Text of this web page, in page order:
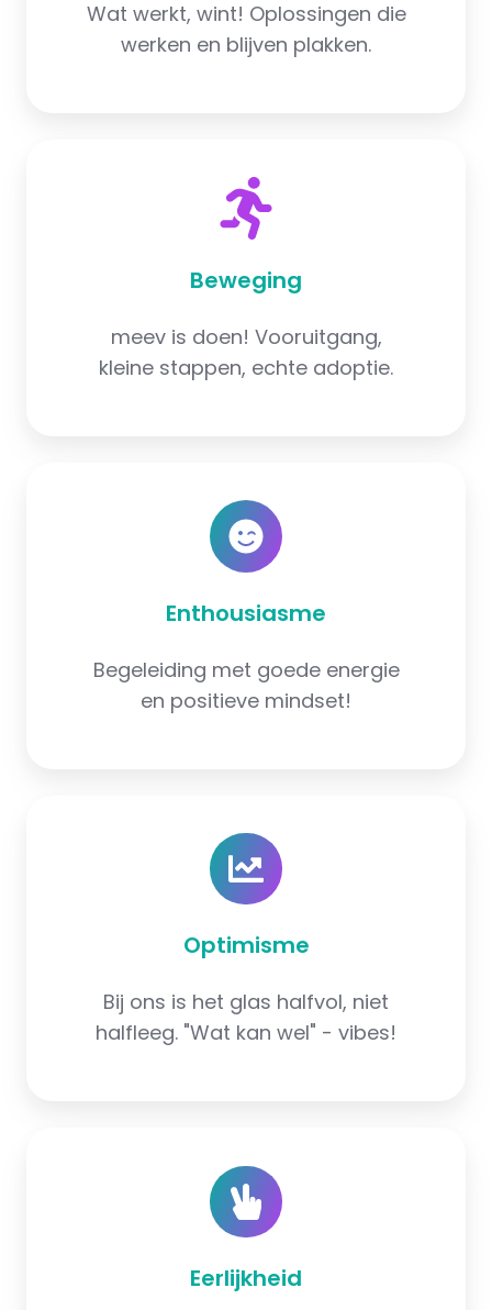
Wat werkt, wint! Oplossingen die
werken en blijven plakken.
Beweging
meev is doen! Vooruitgang,
kleine stappen, echte adoptie.
Enthousiasme
Begeleiding met goede energie
en positieve mindset!
Optimisme
Bij ons is het glas halfvol, niet
halfleeg. "Wat kan wel" - vibes!
Eerlijkheid